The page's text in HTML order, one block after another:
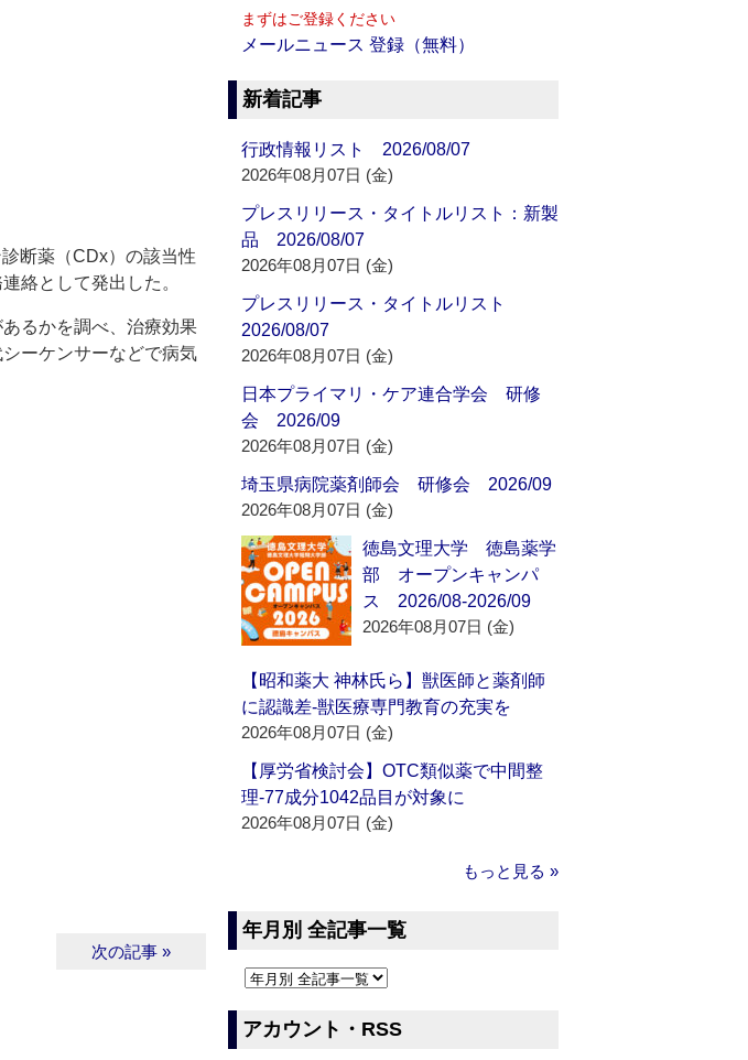
断薬（CDx）の該当性
絡として発出した。
るかを調べ、治療効果
ーケンサーなどで病気
次の記事 »
まずはご登録ください
メールニュース 登録（無料）
新着記事
行政情報リスト 2026/08/07
2026年08月07日 (金)
プレスリリース・タイトルリスト：新製
品 2026/08/07
2026年08月07日 (金)
プレスリリース・タイトルリスト
2026/08/07
2026年08月07日 (金)
日本プライマリ・ケア連合学会 研修
会 2026/09
2026年08月07日 (金)
埼玉県病院薬剤師会 研修会 2026/09
2026年08月07日 (金)
徳島文理大学 徳島薬学
部 オープンキャンパ
ス 2026/08-2026/09
2026年08月07日 (金)
【昭和薬大 神林氏ら】獣医師と薬剤師
に認識差‐獣医療専門教育の充実を
2026年08月07日 (金)
【厚労省検討会】OTC類似薬で中間整
理‐77成分1042品目が対象に
2026年08月07日 (金)
もっと見る »
年月別 全記事一覧
アカウント・RSS